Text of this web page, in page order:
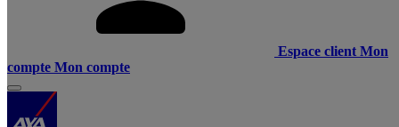
Espace client Mon
compte Mon compte